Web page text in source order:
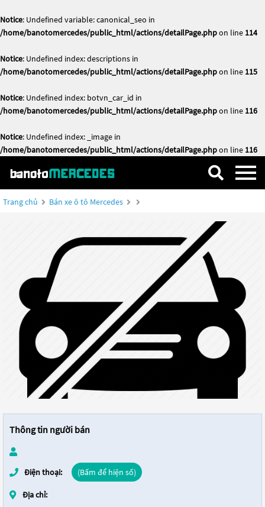
Notice: Undefined variable: canonical_seo in
/home/banotomercedes/public_html/actions/detailPage.phpon line 114
Notice: Undefined index: descriptions in
/home/banotomercedes/public_html/actions/detailPage.phpon line 115
Notice: Undefined index: botvn_car_id in
/home/banotomercedes/public_html/actions/detailPage.phpon line 116
Notice: Undefined index: _image in
/home/banotomercedes/public_html/actions/detailPage.phpon line 116
Trang chủ Bán xe ô tô Mercedes
Thông tin người bán
Điện thoại: (Bấm để hiện số)
Địa chỉ: